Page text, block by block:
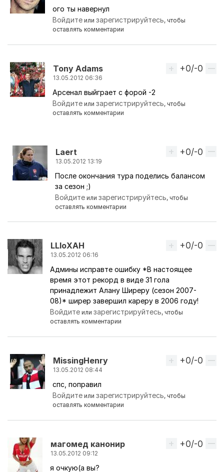
Ответ на комментарий пользователя
ого ты навернул
Войдите илизарегистрируйтесь, чтобы
оставлять комментарии
Tony Adams
13.05.2012 06:36
Ответ на комментарий пользователя
Вверх
+0/-0
Арсенал выйграет с форой -2
Войдите илизарегистрируйтесь, чтобы
оставлять комментарии
Laert
13.05.2012 13:19
Ответ на комментарий пользователя
Вверх
+0/-0
После окончания тура поделись балансом
за сезон ;)
Войдите илизарегистрируйтесь, чтобы
оставлять комментарии
LLIoXAH
13.05.2012 06:16
Вверх
+0/-0
Админы исправте ошибку *В настоящее
время этот рекорд в виде 31 гола
принадлежит Алану Ширеру (сезон 2007-
08)* ширер завершил кареру в 2006 году!
Войдите илизарегистрируйтесь, чтобы
оставлять комментарии
MissingHenry
13.05.2012 08:44
Ответ на комментарий пользователяLLIoXAH
Вверх
+0/-0
спс, поправил
Войдите илизарегистрируйтесь, чтобы
оставлять комментарии
магомед канонир
13.05.2012 09:12
Вверх
+0/-0
я очкую(а вы?